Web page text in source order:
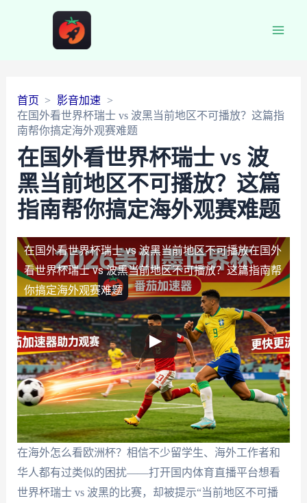
首页
影音加速
在国外看世界杯瑞士 vs 波黑当前地区不可播放？这篇指
南帮你搞定海外观赛难题
在国外看世界杯瑞士 vs 波
黑当前地区不可播放？这篇
指南帮你搞定海外观赛难题
在国外看世界杯瑞士 vs 波黑当前地区不可播放在国外
看世界杯瑞士 vs 波黑当前地区不可播放？这篇指南帮
你搞定海外观赛难题
在海外怎么看欧洲杯？相信不少留学生、海外工作者和
华人都有过类似的困扰——打开国内体育直播平台想看
世界杯瑞士 vs 波黑的比赛，却被提示“当前地区不可播